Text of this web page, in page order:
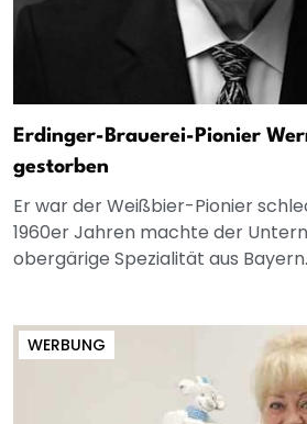
Erdinger-Brauerei-Pionier
gestorben
Er war der Weißbier-Pionier
1960er Jahren machte der
obergärige Spezialität aus
WERBUNG